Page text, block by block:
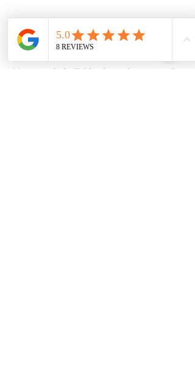
OPŠTE INFORMACIJE:
Nastava je individualnog tipa „1 na 1"